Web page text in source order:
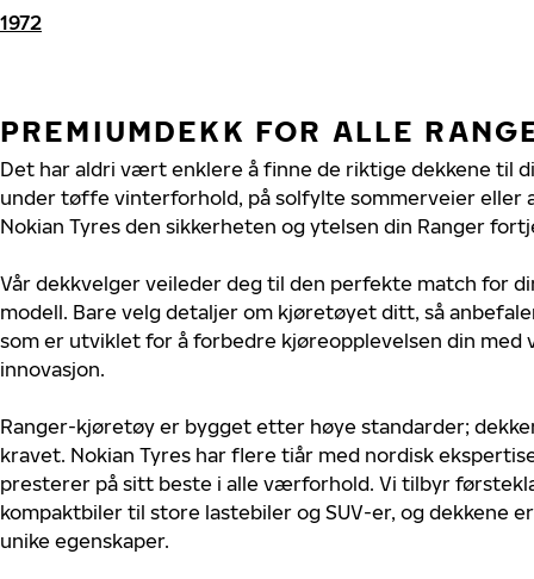
1972
PREMIUMDEKK FOR ALLE
Det har aldri vært enklere å finne de riktige dekkene til
under tøffe vinterforhold, på solfylte sommerveier eller
Nokian Tyres den sikkerheten og ytelsen din Ranger
Vår dekkvelger veileder deg til den perfekte match for
modell. Bare velg detaljer om kjøretøyet ditt, så
som er utviklet for å forbedre kjøreopplevelsen din med
innovasjon.
Ranger-kjøretøy er bygget etter høye standarder;
kravet. Nokian Tyres har flere tiår med nordisk
presterer på sitt beste i alle værforhold. Vi tilbyr
kompaktbiler til store lastebiler og SUV-er, og dekkene
unike egenskaper.